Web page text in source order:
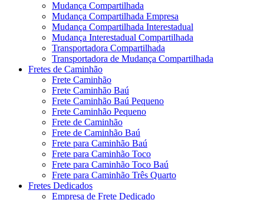
Mudança Compartilhada
Mudança Compartilhada Empresa
Mudança Compartilhada Interestadual
Mudança Interestadual Compartilhada
Transportadora Compartilhada
Transportadora de Mudança Compartilhada
Fretes de Caminhão
Frete Caminhão
Frete Caminhão Baú
Frete Caminhão Baú Pequeno
Frete Caminhão Pequeno
Frete de Caminhão
Frete de Caminhão Baú
Frete para Caminhão Baú
Frete para Caminhão Toco
Frete para Caminhão Toco Baú
Frete para Caminhão Três Quarto
Fretes Dedicados
Empresa de Frete Dedicado